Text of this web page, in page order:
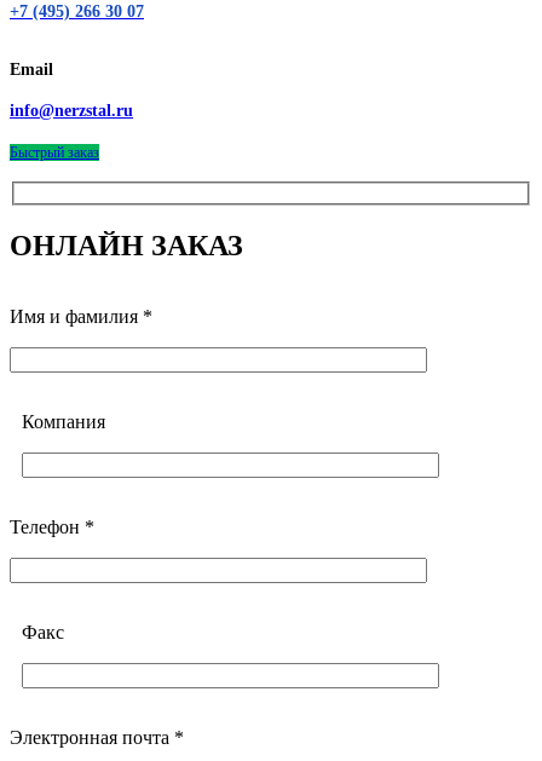
+7 (495) 266 30 07
Email
info@nerzstal.ru
Быстрый заказ
ОНЛАЙН ЗАКАЗ
Имя и фамилия *
Компания
Телефон *
Факс
Электронная почта *